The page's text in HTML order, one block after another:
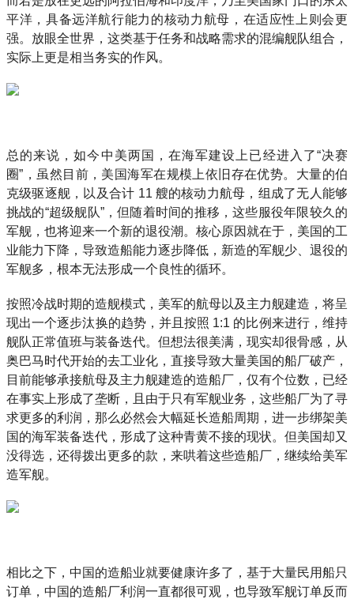
平洋，具备远洋航行能力的核动力航母，在适应性上则会更
强。放眼全世界，这类基于任务和战略需求的混编舰队组合，
实际上更是相当务实的作风。
总的来说，如今中美两国，在海军建设上已经进入了“决赛
圈”，虽然目前，美国海军在规模上依旧存在优势。大量的伯
克级驱逐舰，以及合计 11 艘的核动力航母，组成了无人能够
挑战的“超级舰队”，但随着时间的推移，这些服役年限较久的
军舰，也将迎来一个新的退役潮。核心原因就在于，美国的工
业能力下降，导致造船能力逐步降低，新造的军舰少、退役的
军舰多，根本无法形成一个良性的循环。
按照冷战时期的造舰模式，美军的航母以及主力舰建造，将呈
现出一个逐步汰换的趋势，并且按照 1:1 的比例来进行，维持
舰队正常值班与装备迭代。但想法很美满，现实却很骨感，从
奥巴马时代开始的去工业化，直接导致大量美国的船厂破产，
目前能够承接航母及主力舰建造的造船厂，仅有个位数，已经
在事实上形成了垄断，且由于只有军舰业务，这些船厂为了寻
求更多的利润，那么必然会大幅延长造船周期，进一步绑架美
国的海军装备迭代，形成了这种青黄不接的现状。但美国却又
没得选，还得拨出更多的款，来哄着这些造船厂，继续给美军
造军舰。
相比之下，中国的造船业就要健康许多了，基于大量民用船只
订单，中国的造船厂利润一直都很可观，也导致军舰订单反而